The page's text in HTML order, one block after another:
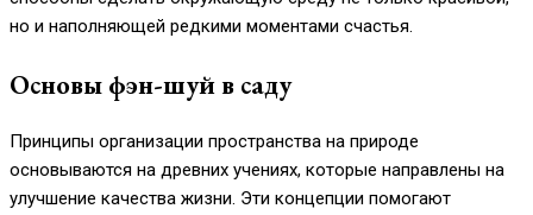
но и наполняющей редкими моментами счастья.
Основы фэн-шуй в саду
Принципы организации пространства на природе
основываются на древних учениях, которые направлены на
улучшение качества жизни. Эти концепции помогают